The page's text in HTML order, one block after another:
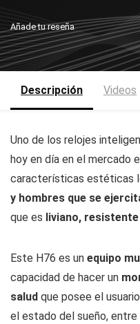
GPS
No
Resistencia al
Agua
Modos
Deportivos:
8
Idiomas del
13
Añade tu reseña
Descripción Videos
Uno de los relojes
hoy en día en el mercado
características estéticas
y hombres que se
que es liviano,
Este H76 es un equipo
capacidad de hacer un
salud que posee el
el estado del sueño,